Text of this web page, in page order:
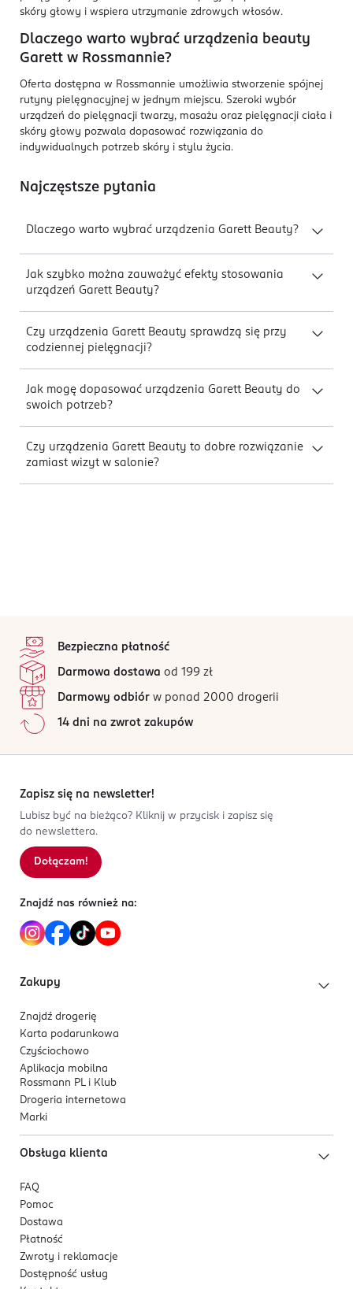
skóry głowy i wspiera utrzymanie zdrowych włosów.
Dlaczego warto wybrać urządzenia beauty
Garett w Rossmannie?
Oferta dostępna w Rossmannie umożliwia stworzenie spójnej
rutyny pielęgnacyjnej w jednym miejscu. Szeroki wybór
urządzeń do pielęgnacji twarzy, masażu oraz pielęgnacji ciała i
skóry głowy pozwala dopasować rozwiązania do
indywidualnych potrzeb skóry i stylu życia.
Najczęstsze pytania
Dlaczego warto wybrać urządzenia Garett Beauty?
Jak szybko można zauważyć efekty stosowania
urządzeń Garett Beauty?
Czy urządzenia Garett Beauty sprawdzą się przy
codziennej pielęgnacji?
Jak mogę dopasować urządzenia Garett Beauty do
swoich potrzeb?
Czy urządzenia Garett Beauty to dobre rozwiązanie
zamiast wizyt w salonie?
Bezpieczna płatność
Darmowa dostawa od 199 zł
Darmowy odbiór w ponad 2000 drogerii
14 dni na zwrot zakupów
Zapisz się na newsletter!
Lubisz być na bieżąco? Kliknij w przycisk i zapisz się
do newslettera.
Dołączam!
Znajdź nas również na:
Zakupy
Znajdź drogerię
Karta podarunkowa
Czyściochowo
Aplikacja mobilna
Rossmann PL i Klub
Drogeria internetowa
Marki
Obsługa klienta
FAQ
Pomoc
Dostawa
Płatność
Zwroty i reklamacje
Dostępność usług